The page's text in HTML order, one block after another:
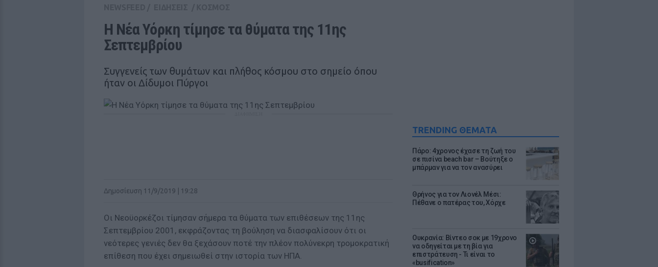
TRENDING ΘΕΜΑΤΑ
Πάρο: 4χρονος έχασε τη ζωή του
σε πισίνα beach bar – Βούτηξε ο
μπάρμαν για να τον ανασύρει
Θρήνος για τον Λιονέλ Μέσι:
Πέθανε ο πατέρας του, Χόρχε
Ουκρανία: Βίντεο σοκ με 19χρονο
να οδηγείται με τη βία για
επιστράτευση - Τι είναι το
«busification»
Η Νέα Υόρκη τίμησε τα θύματα της 11ης
Σεπτεμβρίου
Συγγενείς των θυμάτων και πλήθος κόσμου στο σημείο όπου
ήταν οι Δίδυμοι Πύργοι
Δημοσίευση 11/9/2019 | 19:28
Οι Νεοϋορκέζοι τίμησαν σήμερα τα θύματα των επιθέσεων της 11ης
Σεπτεμβρίου 2001, εκφράζοντας τη βούληση να διασφαλίσουν ότι οι
νεότερες γενιές δεν θα ξεχάσουν ποτέ την πλέον πολύνεκρη τρομοκρατική
επίθεση που έχει σημειωθεί στην ιστορία των ΗΠΑ.